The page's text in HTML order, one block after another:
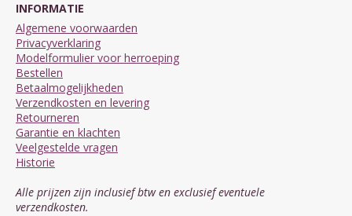
INFORMATIE
Algemene voorwaarden
Privacyverklaring
Modelformulier voor herroeping
Bestellen
Betaalmogelijkheden
Verzendkosten en levering
Retourneren
Garantie en klachten
Veelgestelde vragen
Historie
Alle prijzen zijn inclusief btw en exclusief eventuele
verzendkosten.